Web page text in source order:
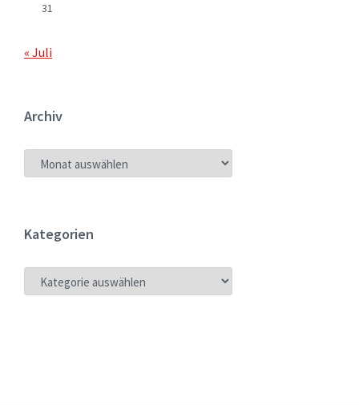
31
« Juli
Archiv
ARCHIV
Kategorien
KATEGORIEN